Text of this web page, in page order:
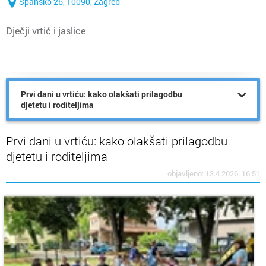
Dječji vrtić i jaslice
Prvi dani u vrtiću: kako olakšati prilagodbu
djetetu i roditeljima
Prvi dani u vrtiću: kako olakšati prilagodbu
djetetu i roditeljima
objavljeno: 13.4.2026. 16:51